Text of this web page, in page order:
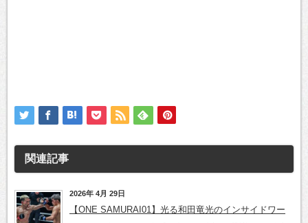
関連記事
2026年 4月 29日
【ONE SAMURAI01】光る和田竜光のインサイドワー